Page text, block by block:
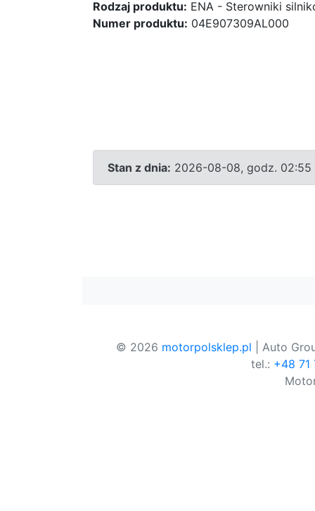
Rodzaj produktu: ENA - Sterowniki
Numer produktu: 04E907309AL000
Stan z dnia: 2026-08-08, godz. 02:55
© 2026 motorpolsklep.pl | Auto
tel.: +48 71